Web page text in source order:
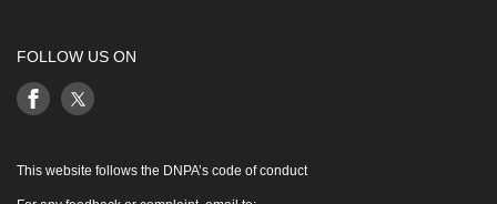
FOLLOW US ON
This website follows the DNPA’s code of conduct